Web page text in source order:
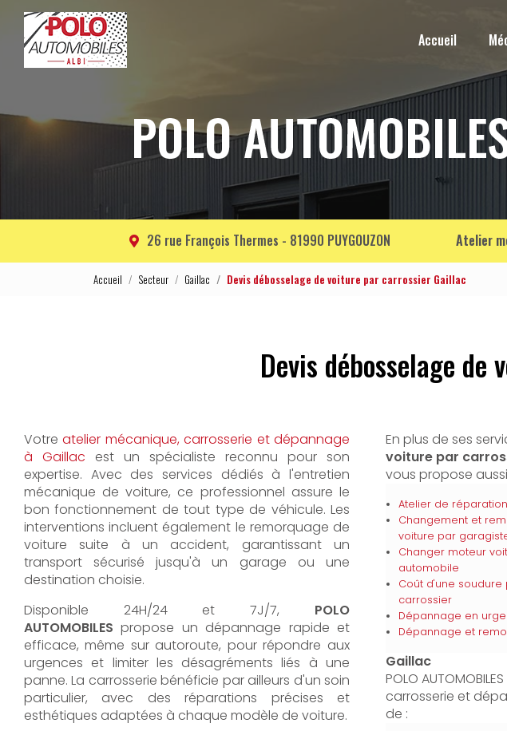
Aller
contenu
principal
Accueil
26 rue François Thermes - 81990 PUYGOUZON Atelier
Accueil Secteur Gaillac Devis débosselage de voiture par carrossier Gaillac
Devis débosselage
Votreatelier mécanique, carrosserie et dépannage
à Gaillac
est un spécialiste reconnu pour son
expertise. Avec des services dédiés à l'entretien
mécanique de voiture, ce professionnel assure le
bon fonctionnement de tout type de véhicule. Les
interventions incluent également le remorquage de
voiture suite à un accident, garantissant un
transport sécurisé jusqu'à un garage ou une
destination choisie.
Disponible 24H/24 et 7J/7, POLO
AUTOMOBILESpropose un dépannage rapide et
efficace, même sur autoroute, pour répondre aux
urgences et limiter les désagréments liés à une
panne. La carrosserie bénéficie par ailleurs d'un soin
particulier, avec des réparations précises et
esthétiques adaptées à chaque modèle de voiture.
En plus de ses
voiture par
vous propose
Atelier de
Changement et
voiture par
Changer moteur
automobile
Coût d'une
carrossier
Dépannage en
Dépannage et
Gaillac
POLO
carrosserie et
de :